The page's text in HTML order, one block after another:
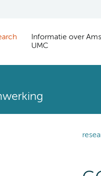
Informatie over
UMC